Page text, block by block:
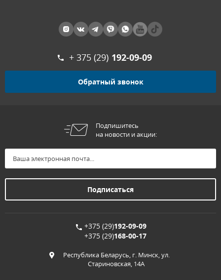
+ 375 (29) 192-09-09
Обратный звонок
Подпишитесь
на новости и акции:
+375 (29)192-09-09
+375 (29)168-00-17
Республика Беларусь, г. Минск, ул.
Стариновская, 14А